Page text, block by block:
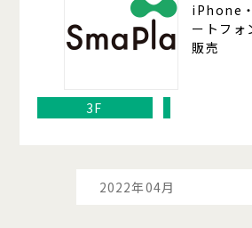
iPhone
ートフォ
販売
3F
2022年04月